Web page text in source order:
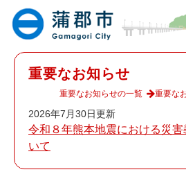
重要なお知らせ
2026年7月30日更新
令和８年熊本地震における災
いて
重要なお知らせの一覧 重要な